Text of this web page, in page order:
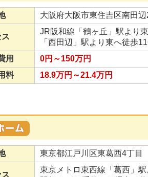
大阪府大阪市東住吉区南田
JR阪和線「鶴ヶ丘」駅より
「西田辺」駅より東へ徒歩
用
0円～150万円
料
18.9万円～21.4万円
東京都江戸川区東葛西4丁目
東京メトロ東西線「葛西」